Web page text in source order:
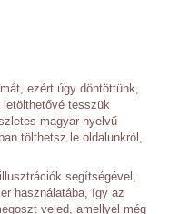
ezért úgy döntöttünk,
tesszük
magyar nyelvű
tölthetsz le oldalunkról,
segítségével,
használatába, így az
veled, amellyel még